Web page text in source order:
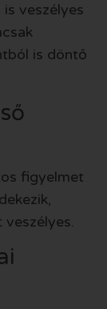
veszélyes
is döntő
figyelmet